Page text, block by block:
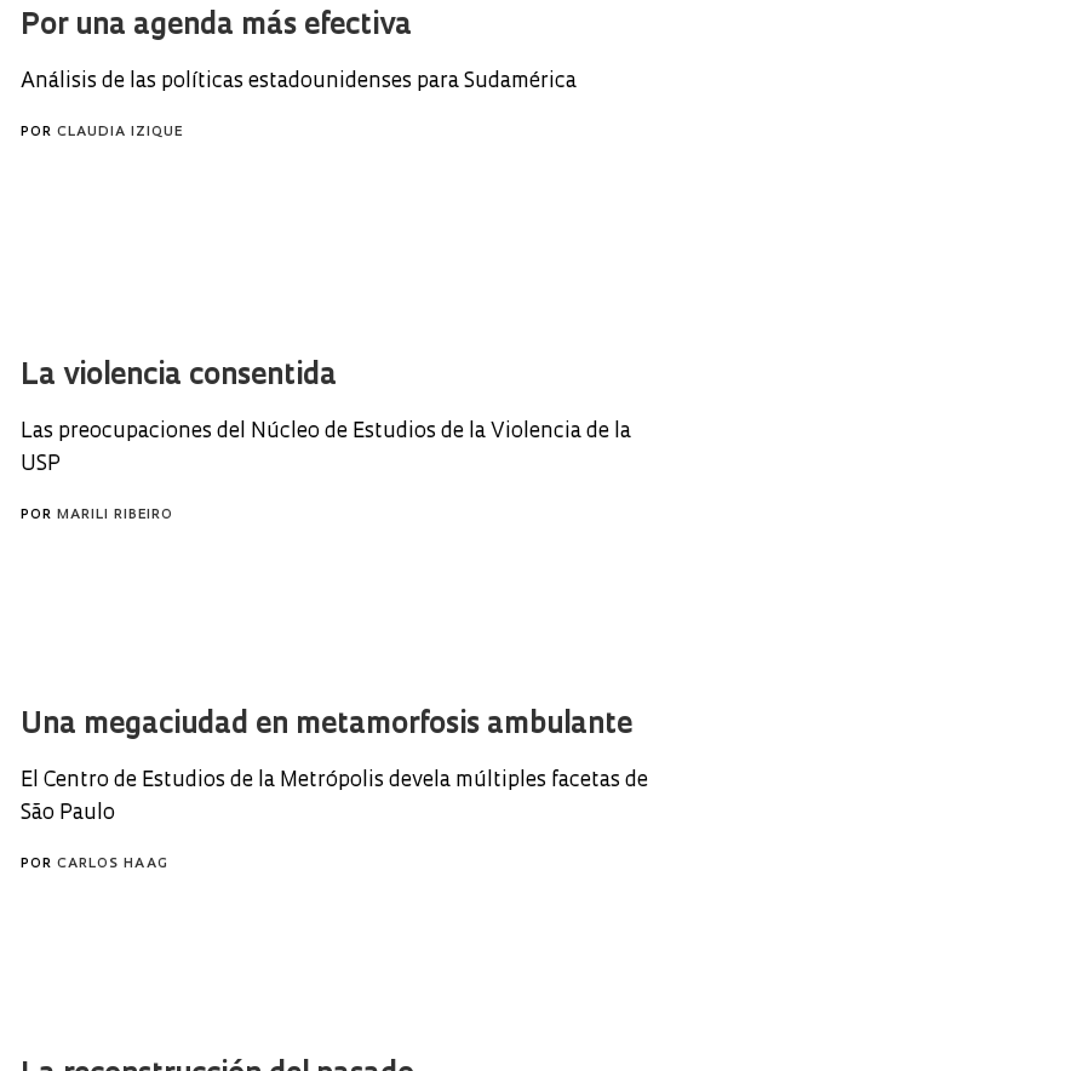
Por una agenda más efectiva
Análisis de las políticas estadounidenses para Sudamérica
POR CLAUDIA IZIQUE
La violencia consentida
Las preocupaciones del Núcleo de Estudios de la Violencia de la
USP
POR MARILI RIBEIRO
Una megaciudad en metamorfosis ambulante
El Centro de Estudios de la Metrópolis devela múltiples facetas de
São Paulo
POR CARLOS HAAG